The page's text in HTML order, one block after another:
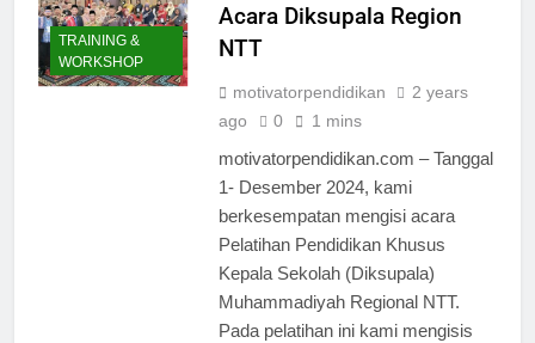
TRAINING &
WORKSHOP
Acara Diksupala Region
NTT
motivatorpendidikan
2 years
ago
0 1 mins
motivatorpendidikan.com – Tanggal
1- Desember 2024, kami
berkesempatan mengisi acara
Pelatihan Pendidikan Khusus
Kepala Sekolah (Diksupala)
Muhammadiyah Regional NTT.
Pada pelatihan ini kami mengisis